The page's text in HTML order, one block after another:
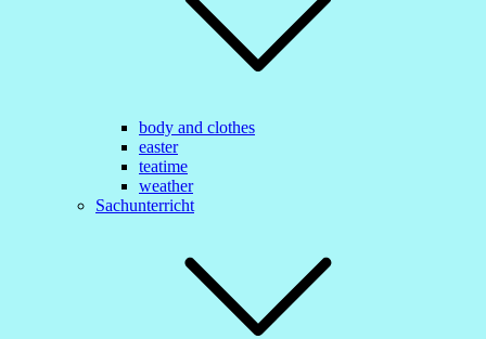
body and clothes
easter
teatime
weather
Sachunterricht